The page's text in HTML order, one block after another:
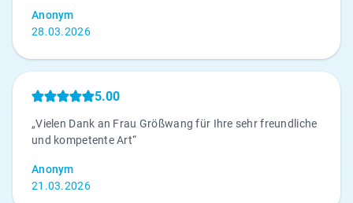
Anonym
28.03.2026
5.00
„Vielen Dank an Frau Größwang für Ihre sehr freundliche
und kompetente Art“
Anonym
21.03.2026